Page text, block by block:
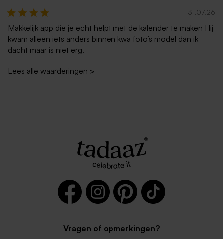
31.07.26
Makkelijk app die je echt helpt met de kalender te maken Hij
kwam alleen iets anders binnen kwa foto’s model dan ik
dacht maar is niet erg.
Lees alle waarderingen >
Vragen of opmerkingen?